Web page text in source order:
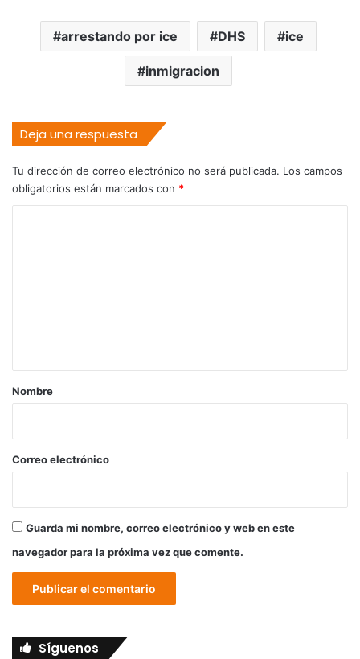
arrestando por ice DHS ice
inmigracion
Deja una respuesta
Tu dirección de correo electrónico no será publicada. Los campos
obligatorios están marcados con *
r
*
Nombre
Correo electrónico
Guarda mi nombre, correo electrónico y web en este
navegador para la próxima vez que comente.
Síguenos